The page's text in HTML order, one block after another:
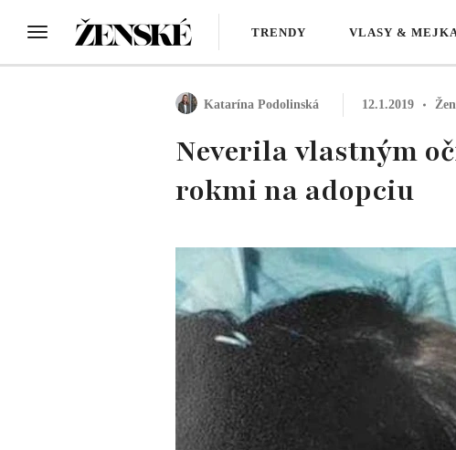
TRENDY VLASY &
Katarína Podolinská 12.1.2019
Neverila vlastným
rokmi na adopciu